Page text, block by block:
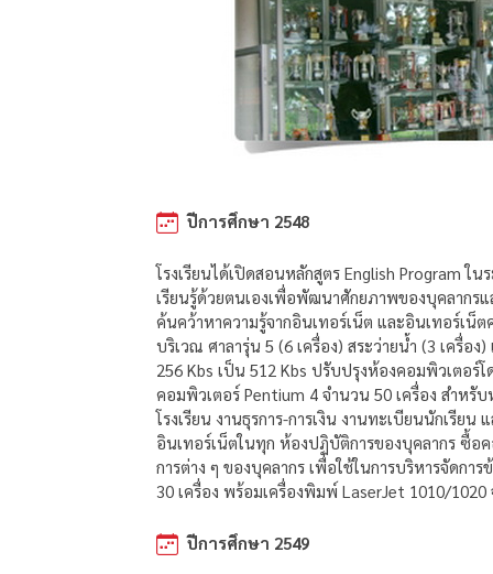
ปีการศึกษา 2548
โรงเรียนได้เปิดสอนหลักสูตร English Program
เรียนรู้ด้วยตนเองเพื่อพัฒนาศักยภาพของบุคลากรแ
ค้นคว้าหาความรู้จากอินเทอร์เน็ต และอินเทอร์เน็
บริเวณ ศาลารุ่น 5 (6 เครื่อง) สระว่ายน้ำ (3 เครื่
256 Kbs เป็น 512 Kbs ปรับปรุงห้องคอมพิวเตอ
คอมพิวเตอร์ Pentium 4 จำนวน 50 เครื่อง สำหรั
โรงเรียน งานธุรการ-การเงิน งานทะเบียนนักเรีย
อินเทอร์เน็ตในทุก ห้องปฏิบัติการของบุคลากร ซื้อ
การต่าง ๆ ของบุคลากร เพื่อใช้ในการบริหารจัดก
30 เครื่อง พร้อมเครื่องพิมพ์ LaserJet 1010/1020
ปีการศึกษา 2549